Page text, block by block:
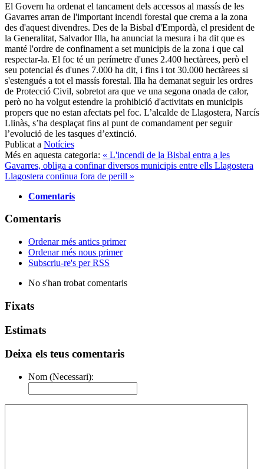
El Govern ha ordenat el tancament dels accessos al massís de les
Gavarres arran de l'important incendi forestal que crema a la zona
des d'aquest divendres. Des de la Bisbal d'Empordà, el president de
la Generalitat, Salvador Illa, ha anunciat la mesura i ha dit que es
manté l'ordre de confinament a set municipis de la zona i que cal
respectar-la. El foc té un perímetre d'unes 2.400 hectàrees, però el
seu potencial és d'unes 7.000 ha dit, i fins i tot 30.000 hectàrees si
s'estengués a tot el massís forestal. Illa ha demanat seguir les ordres
de Protecció Civil, sobretot ara que ve una segona onada de calor,
però no ha volgut estendre la prohibició d'activitats en municipis
propers que no estan afectats pel foc. L’alcalde de Llagostera, Narcís
Llinàs, s’ha desplaçat fins al punt de comandament per seguir
l’evolució de les tasques d’extinció.
Publicat a Notícies
Més en aquesta categoria: « L'incendi de la Bisbal entra a les
Gavarres, obliga a confinar diversos municipis entre ells Llagostera
Llagostera continua fora de perill »
Comentaris
Comentaris
Ordenar més antics primer
Ordenar més nous primer
Subscriu-re's per RSS
No s'han trobat comentaris
Fixats
Estimats
Deixa els teus comentaris
Nom (Necessari):